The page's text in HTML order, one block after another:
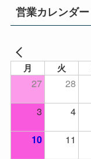
営業カレンダー
月 火
27 28
3
4
10 11